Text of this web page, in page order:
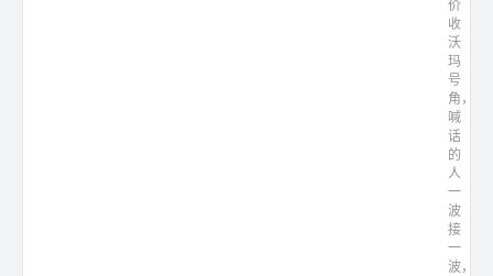
收
沃
玛
号
角，
喊
话
的
人
一
波
接
一
波，...